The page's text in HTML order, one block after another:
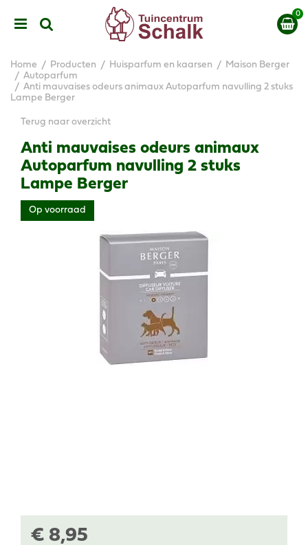
Home Producten Huisparfum en kaarsen
Maison Berger
Autoparfum
Anti mauvaises odeurs animaux Autoparfum navulling 2 stuks
Lampe Berger
Terug naar overzicht
Anti mauvaises odeurs animaux
Autoparfum navulling 2 stuks
Lampe Berger
Op voorraad
€ 8,95